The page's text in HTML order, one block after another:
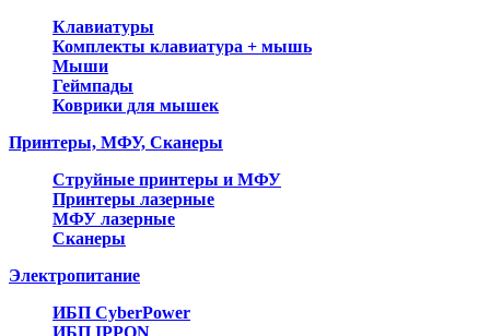
Клавиатуры
Комплекты клавиатура + мышь
Мыши
Геймпады
Коврики для мышек
Принтеры, МФУ, Сканеры
Струйные принтеры и МФУ
Принтеры лазерные
МФУ лазерные
Сканеры
Электропитание
ИБП CyberPower
ИБП IPPON